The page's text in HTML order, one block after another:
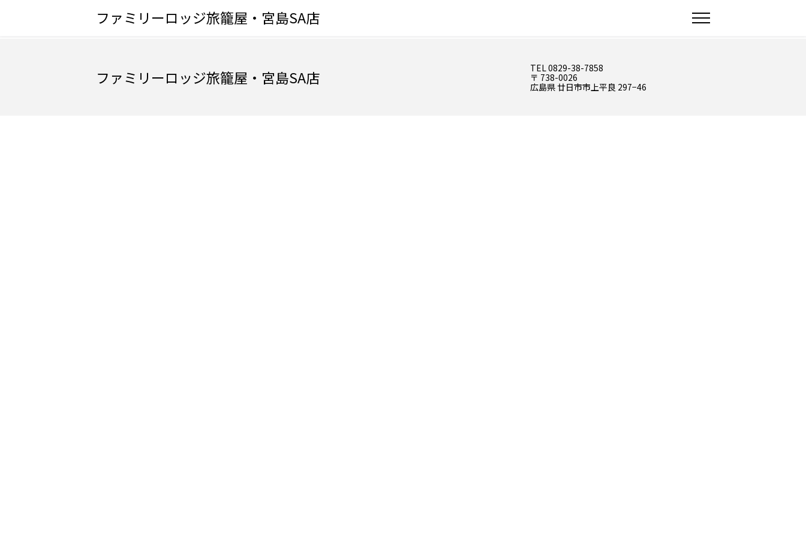
ファミリーロッジ旅籠屋・宮島SA店
ファミリーロッジ旅籠屋・宮島SA店
TEL 0829-38-7858
〒 738-0026
広島県 廿日市市上平良 297−46